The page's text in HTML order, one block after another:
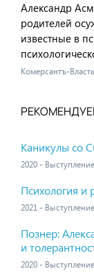
Александр
родителей
известные в
Комерсантъ-
Каникулы со
2020 - Выступление
Психология и
2021 - Выступление
Познер:
и
2020 - Выступление